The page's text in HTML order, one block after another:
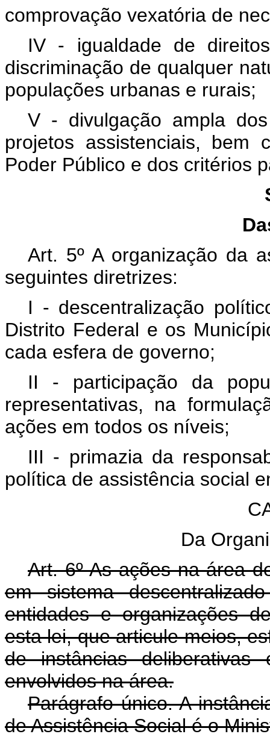
comprovação vexatória de
IV - igualdade de
discriminação de qualquer
populações urbanas e rurais;
V - divulgação ampla
projetos assistenciais, bem
Poder Público e dos critérios
Art. 5º A organização da
seguintes diretrizes:
I - descentralização
Distrito Federal e os
cada esfera de governo;
II - participação da
representativas, na
ações em todos os níveis;
III - primazia da
política de assistência social
Da
Art. 6º As ações na área
em sistema
entidades e organizações
esta lei, que articule meios,
de instâncias deliberativas
envolvidos na área.
Parágrafo único. A
de Assistência Social é o